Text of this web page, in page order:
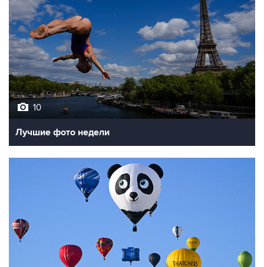
10
Лучшие фото недели